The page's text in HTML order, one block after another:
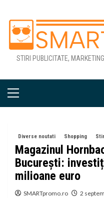
content
STIRI PUBLICITATE,
Primary
Diverse noutati Shopping
Magazinul
București:
milioane euro
SMARTpromo.ro 2